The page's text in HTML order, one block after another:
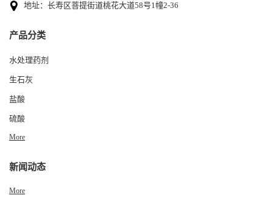
地址：长寿区菩提街道桃花大道58号1幢2-36
产品分类
水处理药剂
生石灰
盐酸
硫酸
More
新闻动态
More